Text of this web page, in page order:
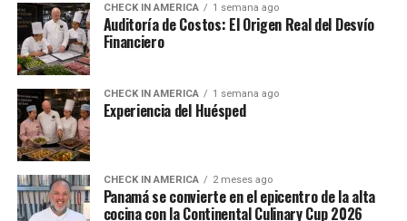
CHECK IN AMERICA 1 semana ago
Auditoría de Costos: El Origen Real del Desvío
Financiero
CHECK IN AMERICA 1 semana ago
Experiencia del Huésped
CHECK IN AMERICA 2 meses ago
Panamá se convierte en el epicentro de la alta
cocina con la Continental Culinary Cup 2026